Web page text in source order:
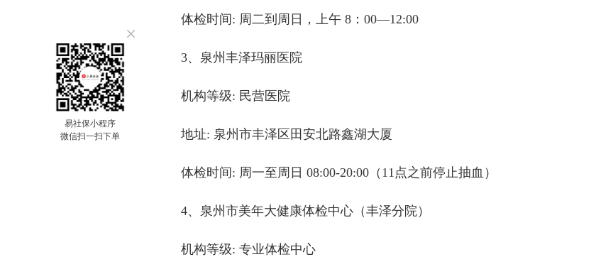
易社保小程序
微信扫一扫下单
体检时间: 周二到周日，上午 8：00—12:00
3、泉州丰泽玛丽医院
机构等级: 民营医院
地址: 泉州市丰泽区田安北路鑫湖大厦
体检时间: 周一至周日 08:00-20:00（11点之前停止抽血）
4、泉州市美年大健康体检中心（丰泽分院）
机构等级: 专业体检中心